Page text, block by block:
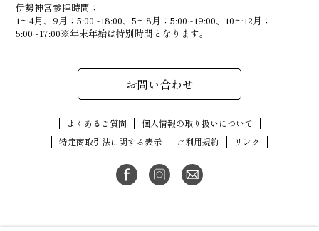
伊勢神宮参拝時間：
1〜4月、9月：5:00~18:00、5〜8月：5:00~19:00、10〜12月：
5:00~17:00※年末年始は特別時間となります。
お問い合わせ
よくあるご質問
個人情報の取り扱いについて
特定商取引法に関する表示
ご利用規約 リンク